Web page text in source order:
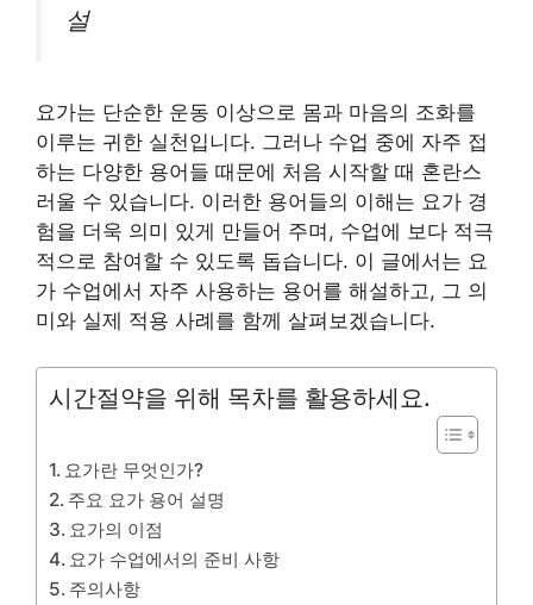
설
요가는 단순한 운동 이상으로 몸과 마음의 조화를
이루는 귀한 실천입니다. 그러나 수업 중에 자주 접
하는 다양한 용어들 때문에 처음 시작할 때 혼란스
러울 수 있습니다. 이러한 용어들의 이해는 요가 경
험을 더욱 의미 있게 만들어 주며, 수업에 보다 적극
적으로 참여할 수 있도록 돕습니다. 이 글에서는 요
가 수업에서 자주 사용하는 용어를 해설하고, 그 의
미와 실제 적용 사례를 함께 살펴보겠습니다.
시간절약을 위해 목차를 활용하세요.
요가란 무엇인가?
주요 요가 용어 설명
요가의 이점
요가 수업에서의 준비 사항
주의사항